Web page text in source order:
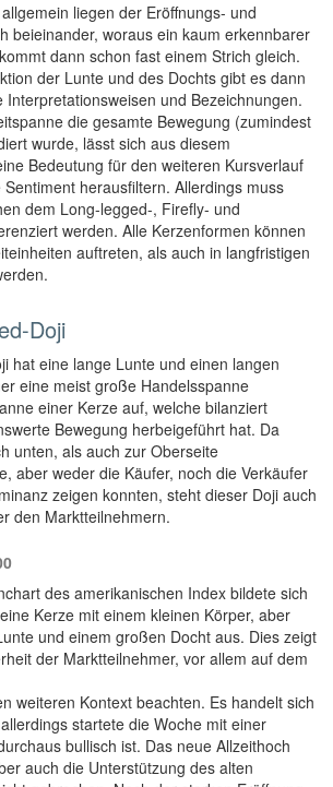
liegen der Eröffnungs- und
beieinander, woraus ein kaum erkennbarer
dann schon fast einem Strich gleich.
der Lunte und des Dochts gibt es dann
Interpretationsweisen und Bezeichnungen.
die gesamte Bewegung (zumindest
wurde, lässt sich aus diesem
Bedeutung für den weiteren Kursverlauf
herausfiltern. Allerdings muss
dem Long-legged-, Firefly- und
werden. Alle Kerzenformen können
auftreten, als auch in langfristigen
Doji
hat eine lange Lunte und einen langen
eine meist große Handelsspanne
einer Kerze auf, welche bilanziert
Bewegung herbeigeführt hat. Da
unten, als auch zur Oberseite
aber weder die Käufer, noch die Verkäufer
zeigen konnten, steht dieser Doji auch
den Marktteilnehmern.
des amerikanischen Index bildete sich
Kerze mit einem kleinen Körper, aber
und einem großen Docht aus. Dies zeigt
der Marktteilnehmer, vor allem auf dem
weiteren Kontext beachten. Es handelt sich
startete die Woche mit einer
bullisch ist. Das neue Allzeithoch
auch die Unterstützung des alten